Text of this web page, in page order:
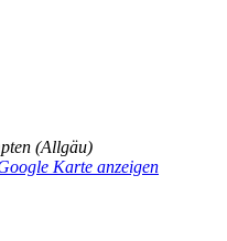
(Allgäu)
Karte anzeigen